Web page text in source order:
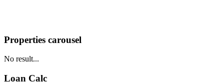
Properties carousel
No result...
Loan Calc